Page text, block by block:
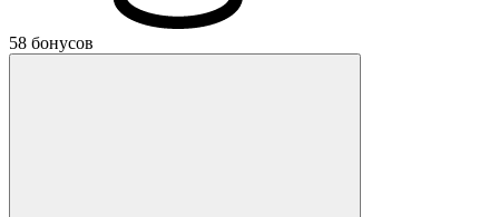
58 бонусов